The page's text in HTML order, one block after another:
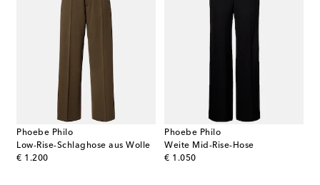
Phoebe Philo
Low-Rise-Schlaghose aus Wolle
€ 1.200
original price
Phoebe Philo
Weite Mid-Rise-Hose
€ 1.050
original price